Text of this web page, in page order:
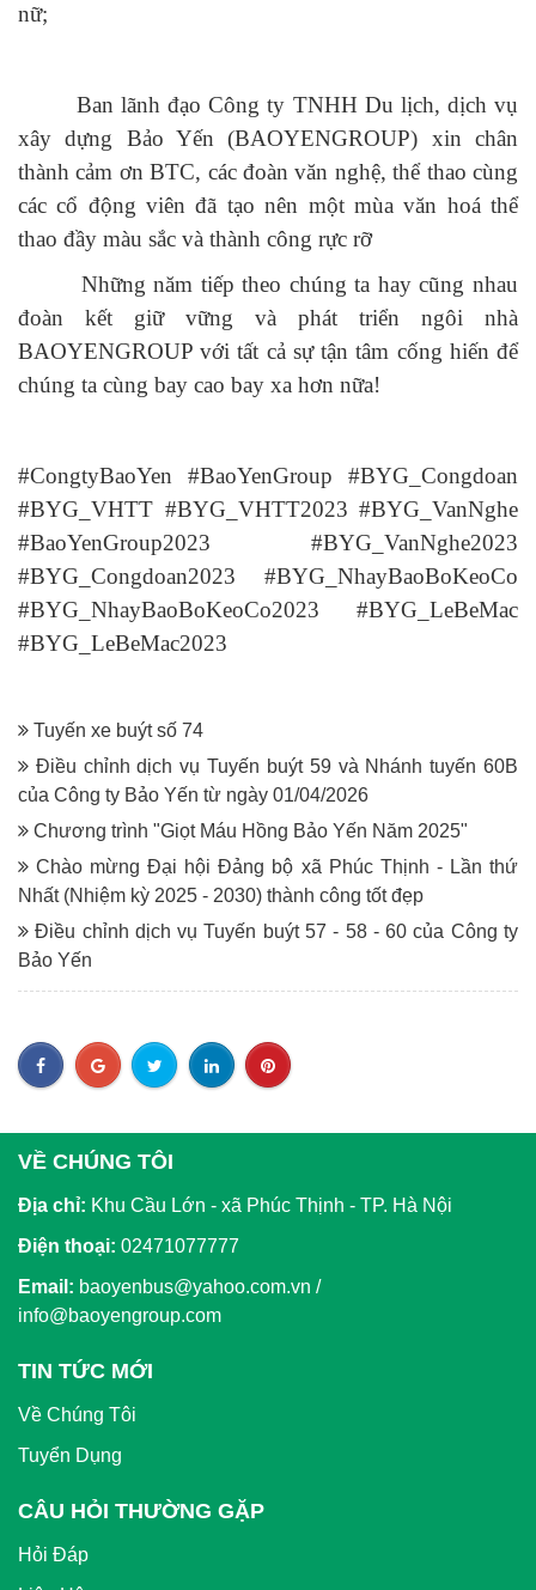
nữ;
Ban lãnh đạo Công ty TNHH Du lịch, dịch vụ
xây dựng Bảo Yến (BAOYENGROUP) xin chân
thành cảm ơn BTC, các đoàn văn nghệ, thể thao cùng
các cổ động viên đã tạo nên một mùa văn hoá thể
thao đầy màu sắc và thành công rực rỡ
Những năm tiếp theo chúng ta hay cũng nhau
đoàn kết giữ vững và phát triển ngôi nhà
BAOYENGROUP với tất cả sự tận tâm cống hiến để
chúng ta cùng bay cao bay xa hơn nữa!
#CongtyBaoYen #BaoYenGroup #BYG_Congdoan
#BYG_VHTT #BYG_VHTT2023 #BYG_VanNghe
#BaoYenGroup2023 #BYG_VanNghe2023
#BYG_Congdoan2023 #BYG_NhayBaoBoKeoCo
#BYG_NhayBaoBoKeoCo2023 #BYG_LeBeMac
#BYG_LeBeMac2023
Tuyến xe buýt số 74
Điều chỉnh dịch vụ Tuyến buýt 59 và Nhánh tuyến 60B
của Công ty Bảo Yến từ ngày 01/04/2026
Chương trình "Giọt Máu Hồng Bảo Yến Năm 2025"
Chào mừng Đại hội Đảng bộ xã Phúc Thịnh - Lần thứ
Nhất (Nhiệm kỳ 2025 - 2030) thành công tốt đẹp
Điều chỉnh dịch vụ Tuyến buýt 57 - 58 - 60 của Công ty
Bảo Yến
VỀ CHÚNG TÔI
Địa chỉ: Khu Cầu Lớn - xã Phúc Thịnh - TP. Hà Nội
Điện thoại: 02471077777
Email: baoyenbus@yahoo.com.vn /
info@baoyengroup.com
TIN TỨC MỚI
Về Chúng Tôi
Tuyển Dụng
CÂU HỎI THƯỜNG GẶP
Hỏi Đáp